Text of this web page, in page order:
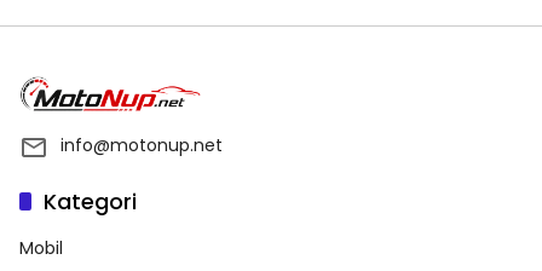
info@motonup.net
Kategori
Mobil